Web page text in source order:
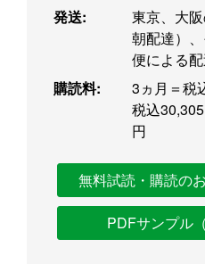
発送:
東京、大
朝配達）
便による
購読料:
3ヵ月＝税
税込
円
無料試読・購読の
PDFサンプル